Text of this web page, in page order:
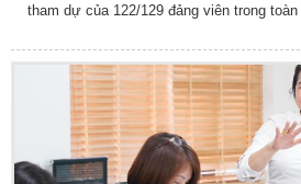
tham dự của 122/129 đảng viên trong toàn